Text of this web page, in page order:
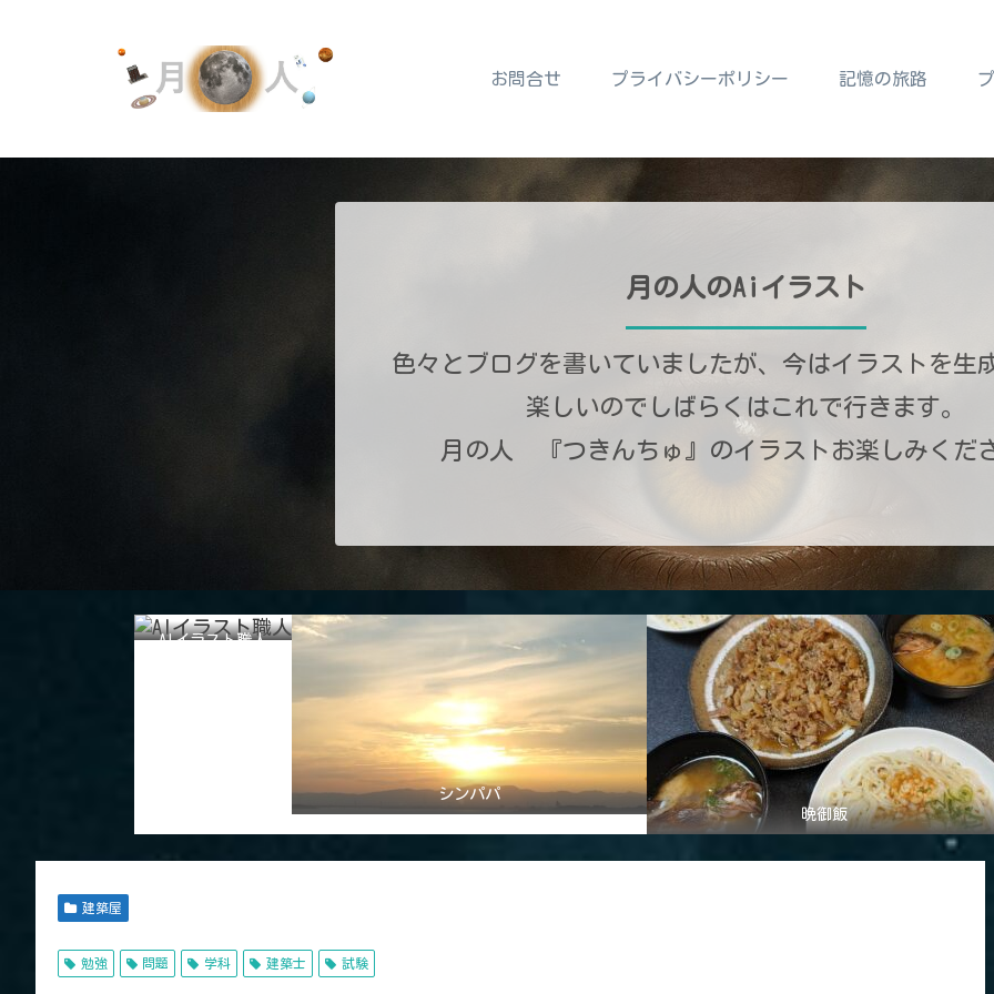
お問合せ プライバシーポリシー 記憶の旅路
月の人のAiイラスト
色々とブログを書いていましたが、今はイラストを生
楽しいのでしばらくはこれで行きます。
月の人 『つきんちゅ』のイラストお楽しみくだ
AIイラスト職人
シンパパ
晩御飯
建築屋
勉強 問題 学科 建築士 試験